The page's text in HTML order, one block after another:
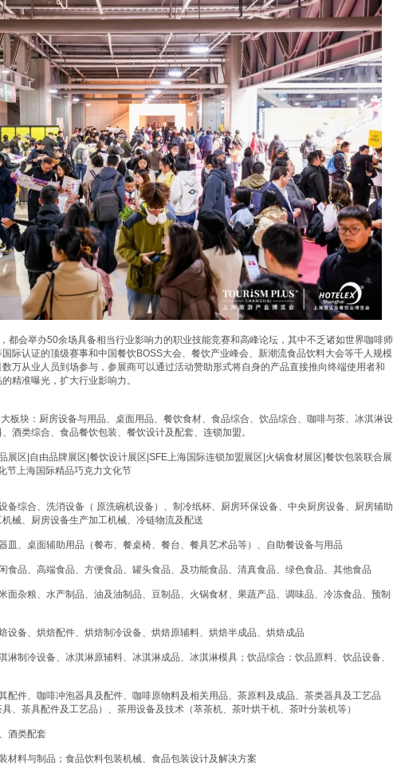
都会举办50余场具备相当行业影响力的职业技能竞赛和高峰论坛，其中不乏诸如世界咖啡师
际认证的顶级赛事和中国餐饮BOSS大会、餐饮产业峰会、新潮流食品饮料大会等千人规模
万从业人员到场参与，参展商可以通过活动赞助形式将自身的产品直接推向终端使用者和
精准曝光，扩大行业影响力。
板块：厨房设备与用品、桌面用品、餐饮食材、食品综合、饮品综合、咖啡与茶、冰淇淋设
酒类综合、食品餐饮包装、餐饮设计及配套、连锁加盟。
展区|自由品牌展区|餐饮设计展区|SFE上海国际连锁加盟展区|火锅食材展区|餐饮包装联合展
节上海国际精品巧克力文化节
备综合、洗消设备（ 原洗碗机设备）、制冷纸杯、厨房环保设备、中央厨房设备、厨房辅助
械、厨房设备生产加工机械、冷链物流及配送
皿、桌面辅助用品（餐布、餐桌椅、餐台、餐具艺术品等）、自助餐设备与用品
食品、高端食品、方便食品、罐头食品、及功能食品、清真食品、绿色食品、其他食品
面杂粮、水产制品、油及油制品、豆制品、火锅食材、果蔬产品、调味品、冷冻食品、预制
设备、烘焙配件、烘焙制冷设备、烘焙原辅料、烘焙半成品、烘焙成品
淋制冷设备、冰淇淋原辅料、冰淇淋成品、冰淇淋模具；饮品综合：饮品原料、饮品设备、
配件、咖啡冲泡器具及配件、咖啡原物料及相关用品、茶原料及成品、茶类器具及工艺品
具、茶具配件及工艺品）、茶用设备及技术（萃茶机、茶叶烘干机、茶叶分装机等）
酒类配套
材料与制品；食品饮料包装机械、食品包装设计及解决方案